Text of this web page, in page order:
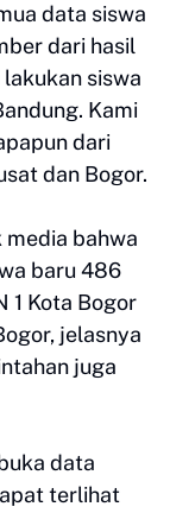
data siswa
dari hasil
siswa
Kami
dari
dan Bogor.
bahwa
baru 486
1 Kota Bogor
jelasnya
juga
data
terlihat